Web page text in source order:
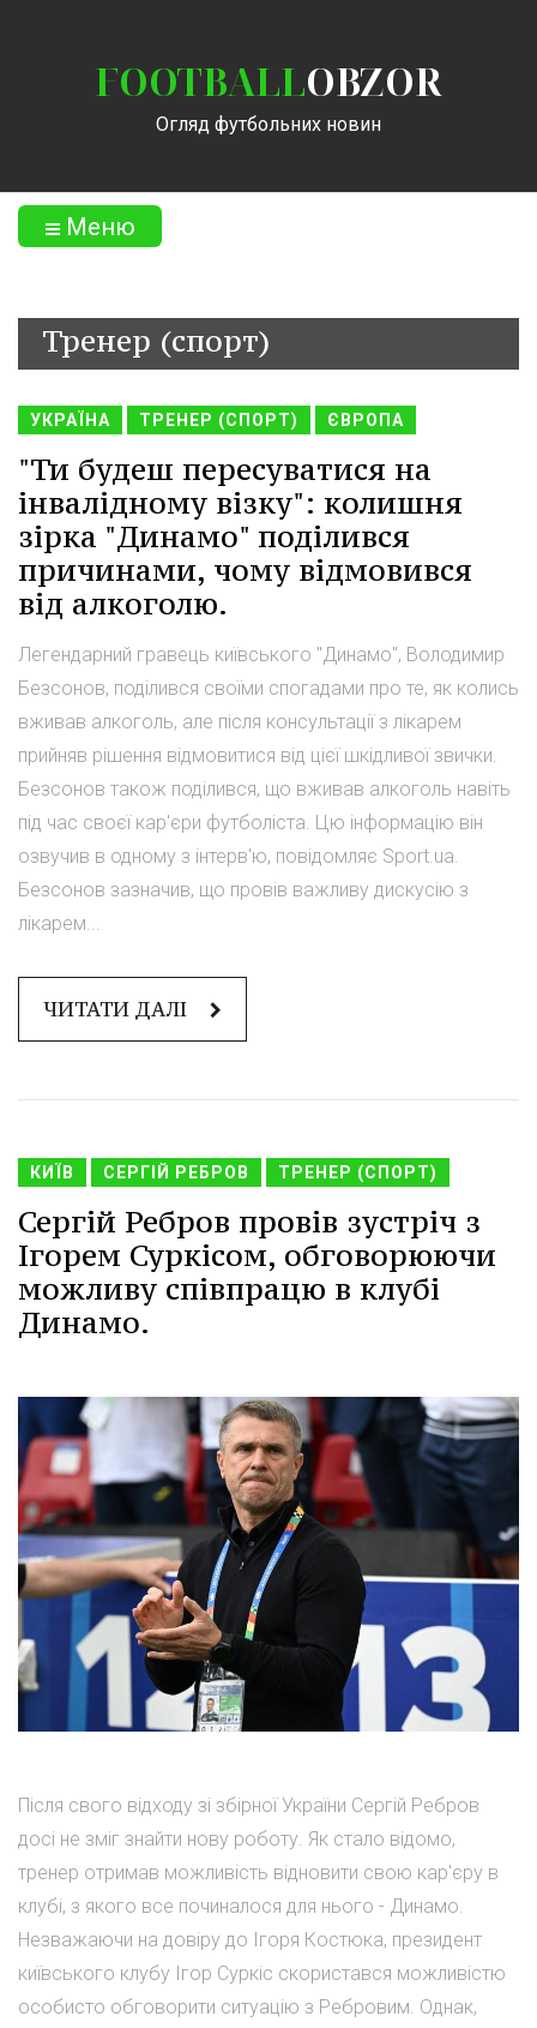
FOOTBALLOBZOR
Огляд футбольних новин
Меню
Тренер (спорт)
УКРАЇНА ТРЕНЕР (СПОРТ) ЄВРОПА
"Ти будеш пересуватися на
інвалідному візку": колишня
зірка "Динамо" поділився
причинами, чому відмовився
від алкоголю.
Легендарний гравець київського "Динамо", Володимир
Безсонов, поділився своїми спогадами про те, як колись
вживав алкоголь, але після консультації з лікарем
прийняв рішення відмовитися від цієї шкідливої звички.
Безсонов також поділився, що вживав алкоголь навіть
під час своєї кар'єри футболіста. Цю інформацію він
озвучив в одному з інтерв'ю, повідомляє Sport.ua.
Безсонов зазначив, що провів важливу дискусію з
лікарем...
ЧИТАТИ ДАЛІ
КИЇВ СЕРГІЙ РЕБРОВ ТРЕНЕР (СПОРТ)
Сергій Ребров провів зустріч з
Ігорем Суркісом, обговорюючи
можливу співпрацю в клубі
Динамо.
Після свого відходу зі збірної України Сергій Ребров
досі не зміг знайти нову роботу. Як стало відомо,
тренер отримав можливість відновити свою кар'єру в
клубі, з якого все починалося для нього - Динамо.
Незважаючи на довіру до Ігоря Костюка, президент
київського клубу Ігор Суркіс скористався можливістю
особисто обговорити ситуацію з Ребровим. Однак,